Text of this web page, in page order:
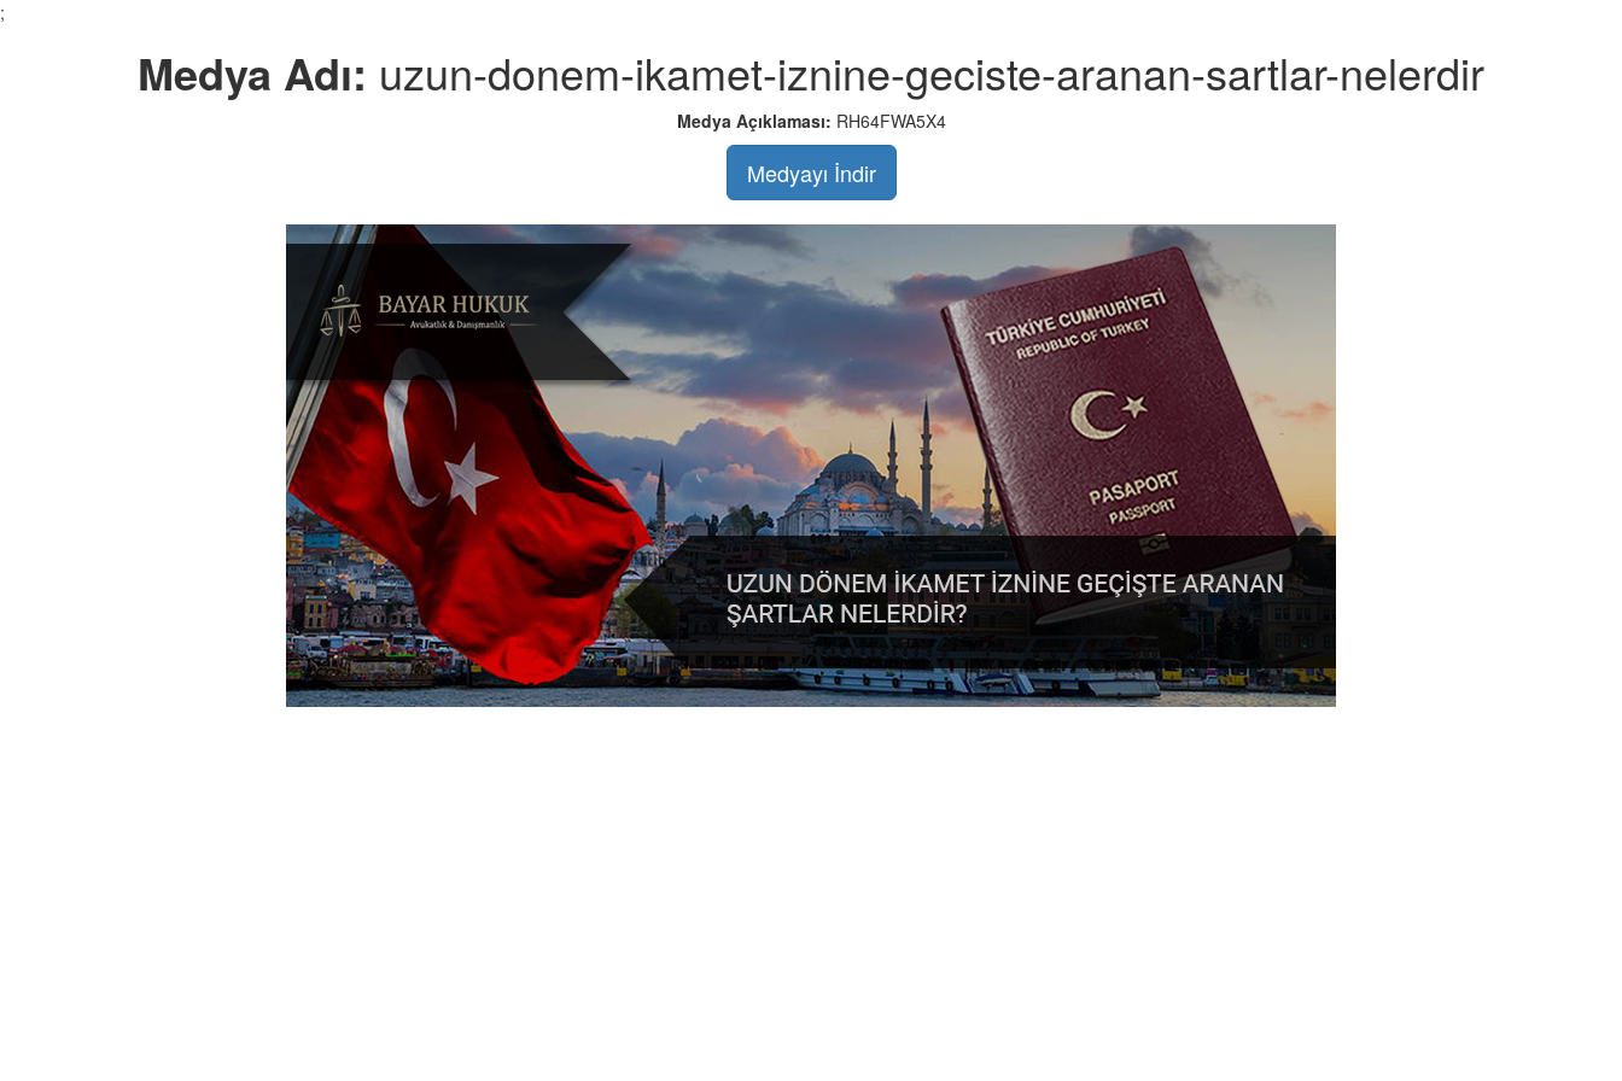
;
Medya Adı: uzun-donem-ikamet-iznine-geciste-aranan-sartlar-nelerdir
Medya Açıklaması: RH64FWA5X4
Medyayı İndir